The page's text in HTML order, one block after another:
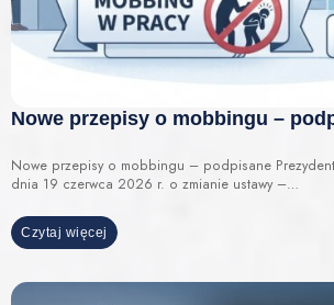
Nowe przepisy o mobbingu –
Nowe przepisy o mobbingu – podpisane
dnia 19 czerwca 2026 r. o zmianie ustawy –…
Czytaj więcej